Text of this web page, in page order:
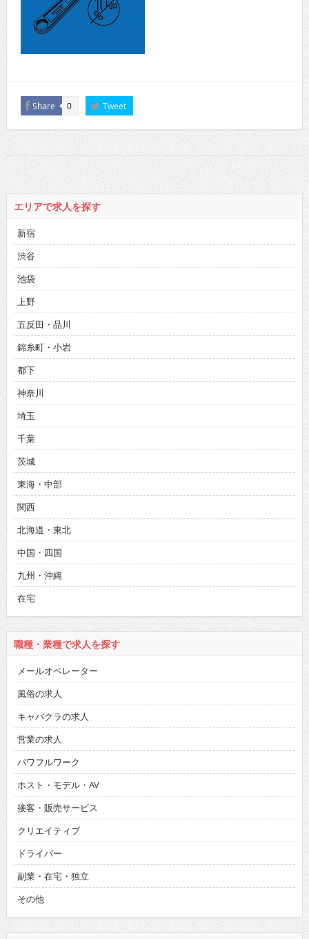
Share 0 Tweet
エリアで求人を探す
新宿
渋谷
池袋
上野
五反田・品川
錦糸町・小岩
都下
神奈川
埼玉
千葉
茨城
東海・中部
関西
北海道・東北
中国・四国
九州・沖縄
在宅
職種・業種で求人を探す
メールオペレーター
風俗の求人
キャバクラの求人
営業の求人
パワフルワーク
ホスト・モデル・AV
接客・販売サービス
クリエイティブ
ドライバー
副業・在宅・独立
その他